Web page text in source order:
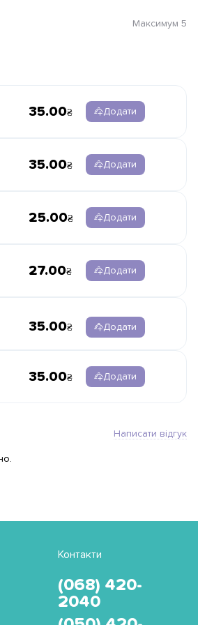
Максимум 5
35.00 Додати
35.00 Додати
25.00 Додати
27.00 Додати
35.00 Додати
35.00 Додати
Написати відгук
Контакти
(068) 420-
2040